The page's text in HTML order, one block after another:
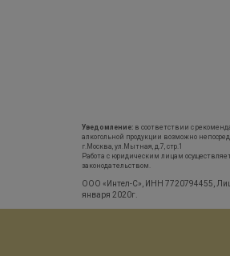
Уведомление: в соответствии с
алкогольной продукции возможно
г.Москва, ул.Мытная, д.7, стр.1
Работа с юридическим лицам
законодательством.
ООО «Интел-С», ИНН 7720794455,
января 2020г.